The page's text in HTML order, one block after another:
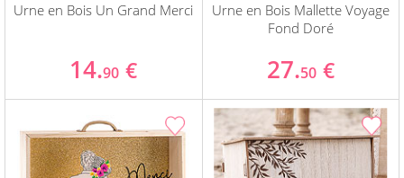
Urne en Bois Un Grand Merci
14.90 €
Urne en Bois Mallette Voyage
Fond Doré
27.50 €